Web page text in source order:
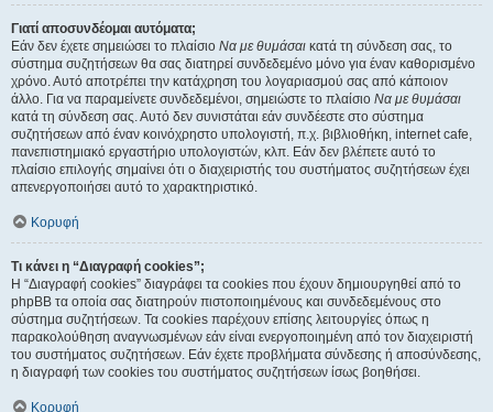
Γιατί αποσυνδέομαι αυτόματα;
Εάν δεν έχετε σημειώσει το πλαίσιο Να με θυμάσαι κατά τη σύνδεση σας, το
σύστημα συζητήσεων θα σας διατηρεί συνδεδεμένο μόνο για έναν καθορισμένο
χρόνο. Αυτό αποτρέπει την κατάχρηση του λογαριασμού σας από κάποιον
άλλο. Για να παραμείνετε συνδεδεμένοι, σημειώστε το πλαίσιο Να με θυμάσαι
κατά τη σύνδεση σας. Αυτό δεν συνιστάται εάν συνδέεστε στο σύστημα
συζητήσεων από έναν κοινόχρηστο υπολογιστή, π.χ. βιβλιοθήκη, internet cafe,
πανεπιστημιακό εργαστήριο υπολογιστών, κλπ. Εάν δεν βλέπετε αυτό το
πλαίσιο επιλογής σημαίνει ότι ο διαχειριστής του συστήματος συζητήσεων έχει
απενεργοποιήσει αυτό το χαρακτηριστικό.
Κορυφή
Τι κάνει η “Διαγραφή cookies”;
Η “Διαγραφή cookies” διαγράφει τα cookies που έχουν δημιουργηθεί από το
phpBB τα οποία σας διατηρούν πιστοποιημένους και συνδεδεμένους στο
σύστημα συζητήσεων. Τα cookies παρέχουν επίσης λειτουργίες όπως η
παρακολούθηση αναγνωσμένων εάν είναι ενεργοποιημένη από τον διαχειριστή
του συστήματος συζητήσεων. Εάν έχετε προβλήματα σύνδεσης ή αποσύνδεσης,
η διαγραφή των cookies του συστήματος συζητήσεων ίσως βοηθήσει.
Κορυφή